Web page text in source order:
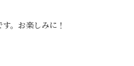
。お楽しみに！